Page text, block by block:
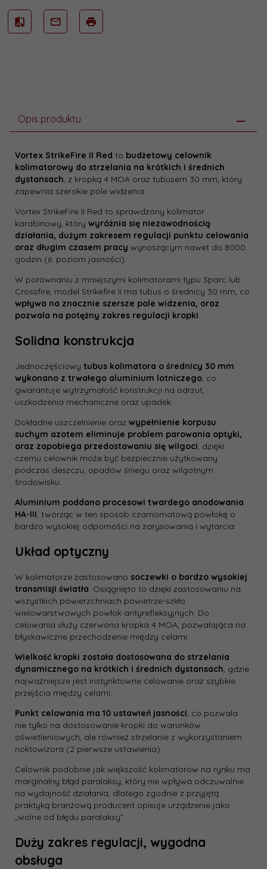
Opis produktu
Vortex StrikeFire II Red to budżetowy celownik
kolimatorowy do strzelania na krótkich i średnich
dystansach, z kropką 4 MOA oraz tubusem 30 mm, który
zapewnia szerokie pole widzenia.
Vortex StrikeFire II Red to sprawdzony kolimator
karabinowy, który wyróżnia się niezawodnością
działania, dużym zakresem regulacji punktu celowania
oraz długim czasem pracy wynoszącym nawet do 8000
godzin (6. poziom jasności).
W porównaniu z mniejszymi kolimatorami typu Sparc lub
Crossfire, model Strikefire II ma tubus o średnicy 30 mm, co
wpływa na znacznie szersze pole widzenia, oraz
pozwala na potężny zakres regulacji kropki.
Solidna konstrukcja
Jednoczęściowy tubus kolimatora o średnicy 30 mm
wykonano z trwałego aluminium lotniczego, co
gwarantuje wytrzymałość konstrukcji na odrzut,
uszkodzenia mechaniczne oraz upadek.
Dokładne uszczelnienie oraz wypełnienie korpusu
suchym azotem eliminuje problem parowania optyki,
oraz zapobiega przedostawaniu się wilgoci, dzięki
czemu celownik może być bezpiecznie użytkowany
podczas deszczu, opadów śniegu oraz wilgotnym
środowisku.
Aluminium poddano procesowi twardego anodowania
HA-III, tworząc w ten sposób czarnomatową powłokę o
bardzo wysokiej odporności na zarysowania i wytarcia.
Układ optyczny
W kolimatorze zastosowano soczewki o bardzo wysokiej
transmisji światła. Osiągnięto to dzięki zastosowaniu na
wszystkich powierzchniach powietrze-szkło
wielowarstwowych powłok antyrefleksyjnych. Do
celowania służy czerwona kropka 4 MOA, pozwalająca na
błyskawiczne przechodzenie między celami.
Wielkość kropki została dostosowana do strzelania
dynamicznego na krótkich i średnich dystansach, gdzie
najważniejsze jest instynktowne celowanie oraz szybkie
przejścia między celami.
Punkt celowania ma 10 ustawień jasności, co pozwala
nie tylko na dostosowanie kropki do warunków
oświetleniowych, ale również strzelanie z wykorzystaniem
noktowizora (2 pierwsze ustawienia).
Celownik podobnie jak większość kolimatorów na rynku ma
marginalny błąd paralaksy, który nie wpływa odczuwalnie
na wydajność działania, dlatego zgodnie z przyjętą
praktyką branżową producent opisuje urządzenie jako
„wolne od błędu paralaksy”.
Duży zakres regulacji, wygodna
obsługa